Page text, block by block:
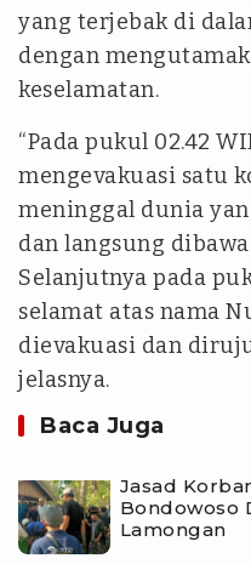
yang terjebak di
dengan
keselamatan.
“Pada pukul 02.42
mengevakuasi satu
meninggal dunia
dan langsung
Selanjutnya pada
selamat atas nama
dievakuasi dan
jelasnya.
Baca Juga
Jasad
Bondowoso
Lamongan